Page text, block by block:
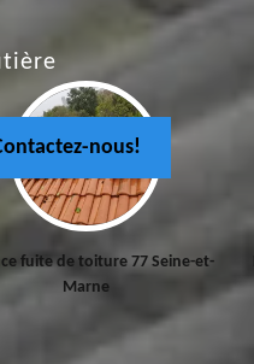
nous!
77 Seine-et-
Peinture et